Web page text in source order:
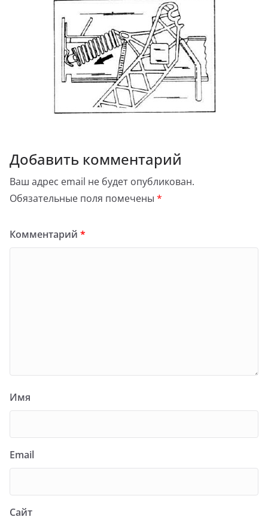
Добавить комментарий
Ваш адрес email не будет опубликован.
Обязательные поля помечены *
Комментарий *
Имя
Email
Сайт